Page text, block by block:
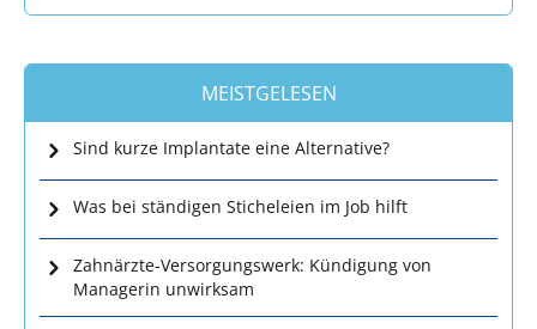
MEISTGELESEN
Sind kurze Implantate eine Alternative?
Was bei ständigen Sticheleien im Job hilft
Zahnärzte-Versorgungswerk: Kündigung von
Managerin unwirksam